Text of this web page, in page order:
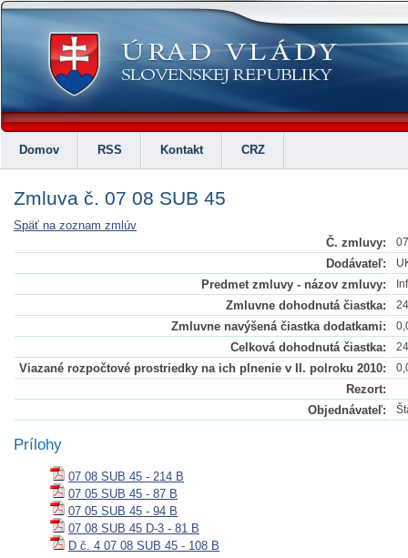
Domov RSS Kontakt CRZ
Zmluva č. 07 08 SUB 45
Späť na zoznam zmlúv
Č. zmluvy:
Dodávateľ:
Predmet zmluvy - názov zmluvy:
Zmluvne dohodnutá čiastka:
Zmluvne navýšená čiastka dodatkami:
Celková dohodnutá čiastka:
Viazané rozpočtové prostriedky na ich plnenie v II. polroku 2010:
Rezort:
Objednávateľ:
Prílohy
07 08 SUB 45 - 214 B
07 05 SUB 45 - 87 B
07 05 SUB 45 - 94 B
07 08 SUB 45 D-3 - 81 B
D č. 4 07 08 SUB 45 - 108 B